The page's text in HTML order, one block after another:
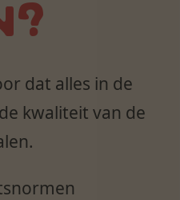
dat alles in de
kwaliteit van de